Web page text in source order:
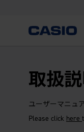
取扱
ユーザーマニュ
Please click here